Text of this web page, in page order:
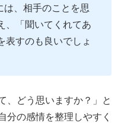
は、相手のことを思
、「聞いてくれてあ
表すのも良いでしょ
、どう思いますか？」と
分の感情を整理しやすく